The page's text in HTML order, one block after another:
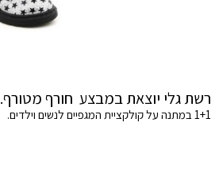
רשת גלי יוצאת במבצע חורף מטורף.
1+1 במתנה על קולקציית המגפיים לנשים וילדים.